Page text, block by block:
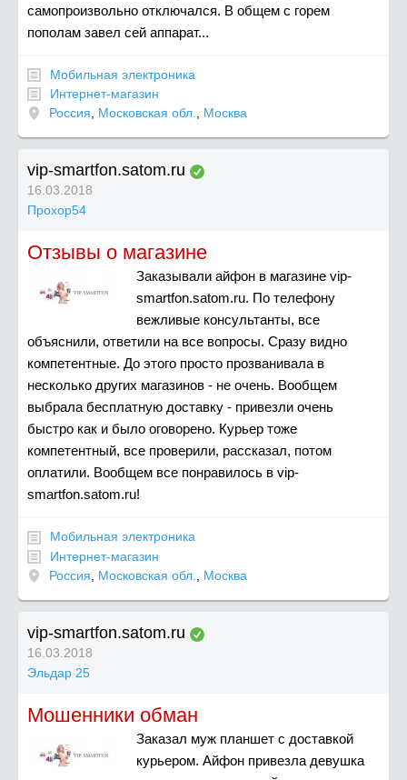
самопроизвольно отключался. В общем с горем
пополам завел сей аппарат...
Мобильная электроника
Интернет-магазин
Россия
Московская обл. Москва
vip-smartfon.satom.ru
16.03.2018
Прохор54
Отзывы о магазине
Заказывали айфон в магазине vip-
smartfon.satom.ru. По телефону
вежливые консультанты, все
объяснили, ответили на все вопросы. Сразу видно
компетентные. До этого просто прозванивала в
несколько других магазинов - не очень. Вообщем
выбрала бесплатную доставку - привезли очень
быстро как и было оговорено. Курьер тоже
компетентный, все проверили, рассказал, потом
оплатили. Вообщем все понравилось в vip-
smartfon.satom.ru!
Мобильная электроника
Интернет-магазин
Россия
Московская обл. Москва
vip-smartfon.satom.ru
16.03.2018
Эльдар 25
Мошенники обман
Заказал муж планшет с доставкой
курьером. Айфон привезла девушка